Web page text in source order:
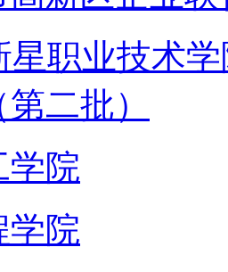
星职业技术
二批）
学院
学院